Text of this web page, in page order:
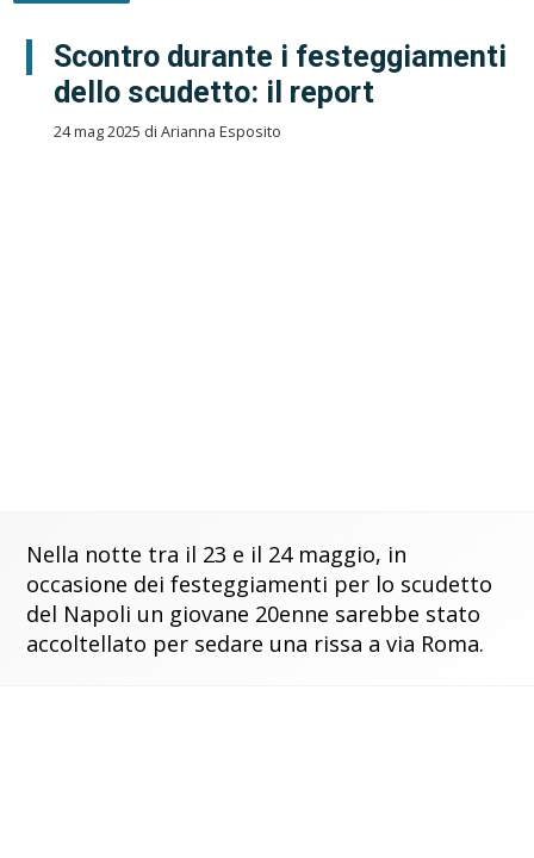
Scontro durante i festeggiamenti
dello scudetto: il report
24 mag 2025 di Arianna Esposito
Nella notte tra il 23 e il 24 maggio, in
occasione dei festeggiamenti per lo scudetto
del Napoli un giovane 20enne sarebbe stato
accoltellato per sedare una rissa a via Roma.